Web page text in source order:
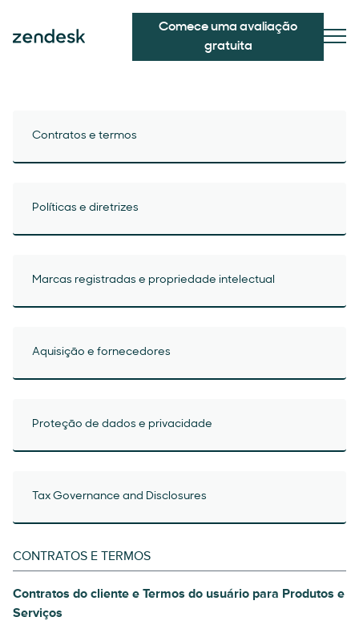
Comece uma avaliação
gratuita
Contratos e termos
Políticas e diretrizes
Marcas registradas e propriedade intelectual
Aquisição e fornecedores
Proteção de dados e privacidade
Tax Governance and Disclosures
CONTRATOS E TERMOS
Contratos do cliente e Termos do usuário para Produtos e
Serviços